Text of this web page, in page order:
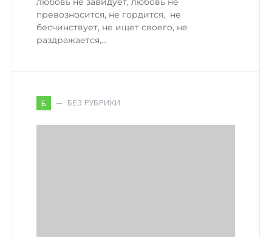
превозносится, не гордится, не
бесчинствует, не ищет своего, не
раздражается,…
Б БЕЗ РУБРИКИ